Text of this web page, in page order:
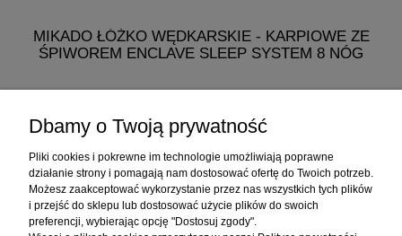
MIKADO ŁÓŻKO WĘDKARSKIE - KARPIOWE ZE
ŚPIWOREM ENCLAVE SLEEP SYSTEM 8 NÓG
do koszyka
Informacje
Dbamy o Twoją prywatność
Pliki cookies i pokrewne im technologie umożliwiają poprawne
działanie strony i pomagają nam dostosować ofertę do Twoich potrzeb.
Możesz zaakceptować wykorzystanie przez nas wszystkich tych plików
i przejść do sklepu lub dostosować użycie plików do swoich
preferencji, wybierając opcję "Dostosuj zgody".